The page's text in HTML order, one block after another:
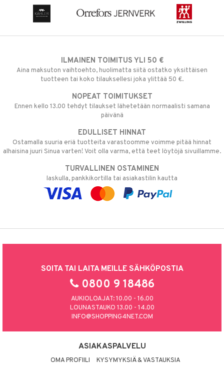
ILMAINEN TOIMITUS YLI 50 €
Aina maksuton vaihtoehto, huolimatta siitä ostatko yksittäisen
tuotteen tai koko tilauksellesi joka ylittää 50 €.
NOPEAT TOIMITUKSET
Ennen kello 13.00 tehdyt tilaukset lähetetään normaalisti samana
päivänä
EDULLISET HINNAT
Ostamalla suuria eriä tuotteita varastoomme voimme pitää hinnat
alhaisina juuri Sinua varten! Voit olla varma, että teet löytöjä sivuillamme.
TURVALLINEN OSTAMINEN
laskulla, pankkikortilla tai asiakastilin kautta
SOITA TAI LAITA MEILLE SÄHKÖPOSTIA
0800 9 18486
AUKIOLOAJAT: 10.00 - 16.00
LOUNASTAUKO 13.00 - 14.00
INFO@SHOPPING4NET.COM
ASIAKASPALVELU
OMA PROFIILI KYSYMYKSIÄ & VASTAUKSIA